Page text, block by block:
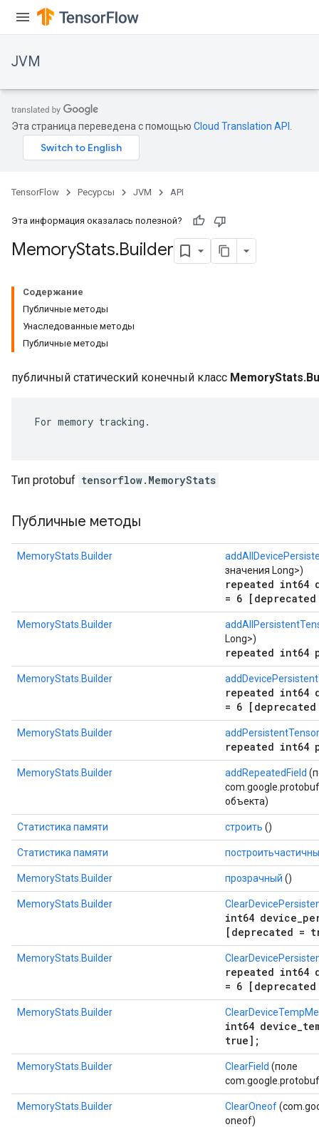
JVM
Эта страница переведена с помощью Cloud Translation API
TensorFlow Ресурсы JVM API
Эта информация оказалась полезной?
MemoryStats.Builder
Содержание
Публичные методы
Унаследованные методы
Публичные методы
публичный статический конечный класс
For memory tracking.
Тип protobuf tensorflow.MemoryStats
Публичные методы
MemoryStats.Builder
значения Long>)
repeated int64
= 6
MemoryStats.Builder
Long>)
repeated int64
MemoryStats.Builder
repeated int64
= 6
MemoryStats.Builder
repeated int64
MemoryStats.Builder addRepeatedField
объекта)
Статистика памяти строить ()
Статистика памяти
MemoryStats.Builder прозрачный ()
MemoryStats.Builder
int64
[deprecated =
MemoryStats.Builder
repeated int64
= 6
MemoryStats.Builder
int64
true];
MemoryStats.Builder ClearField (поле
MemoryStats.Builder ClearOneof
oneof)